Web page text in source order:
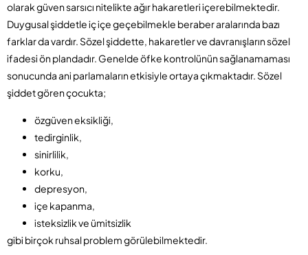
olarak güven sarsıcı nitelikte ağır hakaretleri içerebilmektedir.
Duygusal şiddetle iç içe geçebilmekle beraber aralarında bazı
farklar da vardır. Sözel şiddette, hakaretler ve davranışların sözel
ifadesi ön plandadır. Genelde öfke kontrolünün sağlanamaması
sonucunda ani parlamaların etkisiyle ortaya çıkmaktadır. Sözel
şiddet gören çocukta;
özgüven eksikliği,
tedirginlik,
sinirlilik,
korku,
depresyon,
içe kapanma,
isteksizlik ve ümitsizlik
gibi birçok ruhsal problem görülebilmektedir.